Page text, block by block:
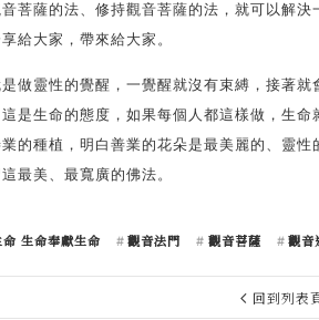
菩薩的法、修持觀音菩薩的法，就可以解
給大家，帶來給大家。
做靈性的覺醒，一覺醒就沒有束縛，接著
是生命的態度，如果每個人都這樣做，生
的種植，明白善業的花朵是最美麗的、靈
最美、最寬廣的佛法。
生命奉獻生命 觀音法門 觀音菩薩 觀音
回到列表